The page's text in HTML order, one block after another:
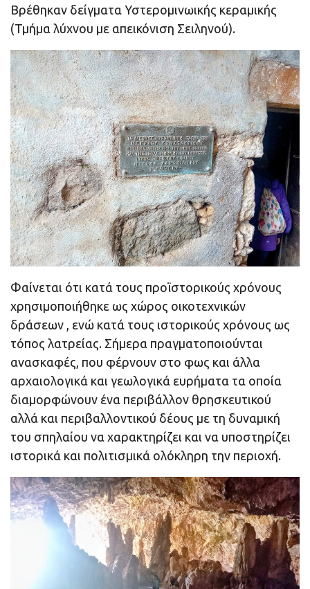
Βρέθηκαν δείγματα Υστερομινωικής κεραμικής
(Τμήμα λύχνου με απεικόνιση Σειληνού).
Φαίνεται ότι κατά τους προϊστορικούς χρόνους
χρησιμοποιήθηκε ως χώρος οικοτεχνικών
δράσεων , ενώ κατά τους ιστορικούς χρόνους ως
τόπος λατρείας. Σήμερα πραγματοποιούνται
ανασκαφές, που φέρνουν στο φως και άλλα
αρχαιολογικά και γεωλογικά ευρήματα τα οποία
διαμορφώνουν ένα περιβάλλον θρησκευτικού
αλλά και περιβαλλοντικού δέους με τη δυναμική
του σπηλαίου να χαρακτηρίζει και να υποστηρίζει
ιστορικά και πολιτισμικά ολόκληρη την περιοχή.